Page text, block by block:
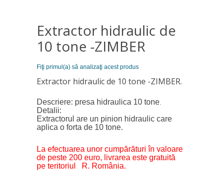
Extractor hidraulic de
10 tone -ZIMBER
Fiţi primul(a) să analizaţi acest produs
Extractor hidraulic de 10 tone -ZIMBER.
Descriere: presa hidraulica 10 tone.
Detalii:
Extractorul are un pinion hidraulic care
aplica o forta de 10 tone.
La efectuarea unor cumpărături în valoare
de peste 200 euro, livrarea este gratuită
pe teritoriul R. România.